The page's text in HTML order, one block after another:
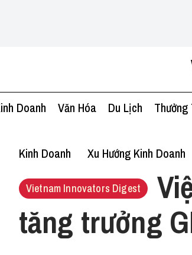
Doanh Văn Hóa Du Lịch Thưởng
Kinh Doanh Xu Hướng Kinh Doanh
Vietnam Innovators Digest
tăng trưởng